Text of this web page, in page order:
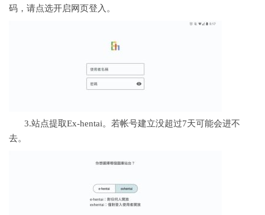
码，请点选开启网页登入。
3.站点提取Ex-hentai。若帐号建立没超过7天可能会进不
去。